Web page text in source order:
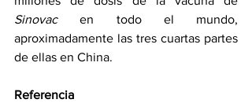
Sinovac en todo el mundo,
aproximadamente las tres cuartas partes
de ellas en China.
Referencia